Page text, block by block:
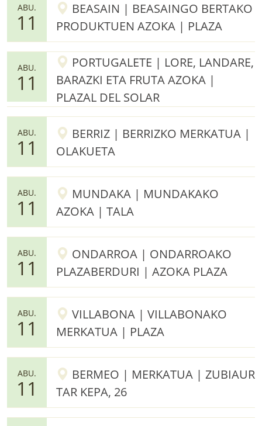
ABU.
11
BEASAIN | BEASAINGO BERTAKO
PRODUKTUEN AZOKA | PLAZA
ABU.
11
PORTUGALETE | LORE, LANDARE,
BARAZKI ETA FRUTA AZOKA |
PLAZAL DEL SOLAR
ABU.
11
BERRIZ | BERRIZKO MERKATUA |
OLAKUETA
ABU.
11
MUNDAKA | MUNDAKAKO
AZOKA | TALA
ABU.
11
ONDARROA | ONDARROAKO
PLAZABERDURI | AZOKA PLAZA
ABU.
11
VILLABONA | VILLABONAKO
MERKATUA | PLAZA
ABU.
11
BERMEO | MERKATUA | ZUBIAUR
TAR KEPA, 26